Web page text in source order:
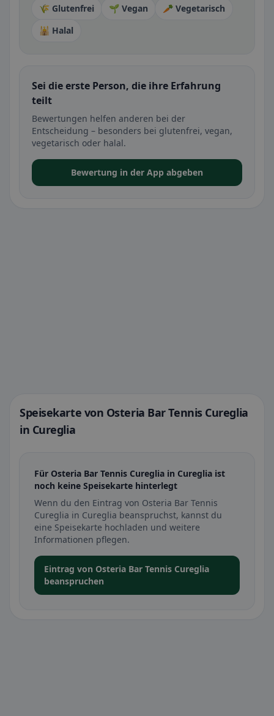
🌾 Glutenfrei 🌱 Vegan
🥕 Vegetarisch
🕌 Halal
Sei die erste Person, die ihre Erfahrung
teilt
Bewertungen helfen anderen bei der
Entscheidung – besonders bei glutenfrei, vegan,
vegetarisch oder halal.
Bewertung in der App abgeben
Speisekarte von Osteria Bar Tennis Cureglia
in Cureglia
Für Osteria Bar Tennis Cureglia in Cureglia ist
noch keine Speisekarte hinterlegt
Wenn du den Eintrag von Osteria Bar Tennis
Cureglia in Cureglia beanspruchst, kannst du
eine Speisekarte hochladen und weitere
Informationen pflegen.
Eintrag von Osteria Bar Tennis Cureglia
beanspruchen